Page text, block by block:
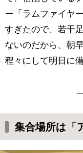
ー「ラムファイヤ
すぎたので、若干
ないのだから、朝
程々にして明日に
集合場所は「